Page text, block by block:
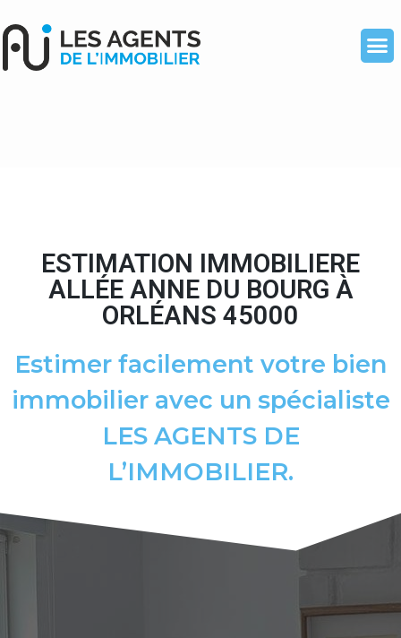
ESTIMATION IMMOBILIERE
ALLÉE ANNE DU BOURG À
ORLÉANS 45000
Estimer facilement votre bien
immobilier avec un spécialiste
LES AGENTS DE
L’IMMOBILIER.